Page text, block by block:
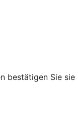
bestätigen Sie